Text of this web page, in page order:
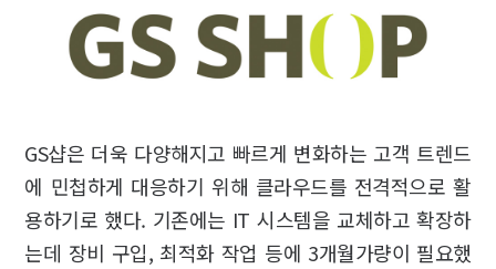
GS샵은 더욱 다양해지고 빠르게 변화하는 고객 트렌드
에 민첩하게 대응하기 위해 클라우드를 전격적으로 활
용하기로 했다. 기존에는 IT 시스템을 교체하고 확장하
는데 장비 구입, 최적화 작업 등에 3개월가량이 필요했